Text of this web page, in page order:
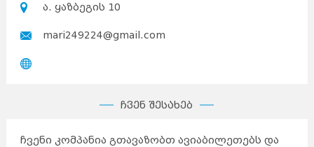
ა. ყაზბეგის 10
mari249224@gmail.com
ჩვენ შესახებ
ჩვენი კომპანია გთავაზობთ ავიაბილეთებს და